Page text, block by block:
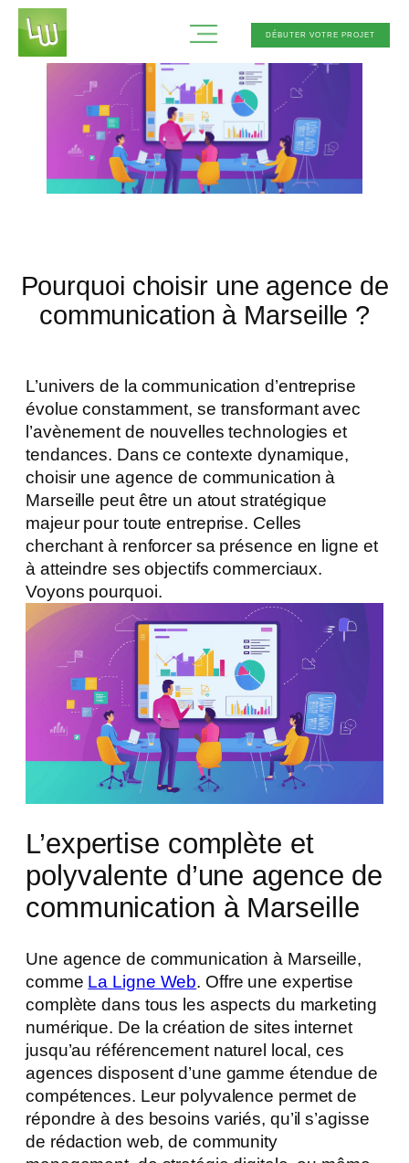
Aller
au
DÉBUTER VOTRE PROJET
Pourquoi choisir une agence de
communication à Marseille ?
L’univers de la communication d’entreprise
évolue constamment, se transformant avec
l’avènement de nouvelles technologies et
tendances. Dans ce contexte dynamique,
choisir une agence de communication à
Marseille peut être un atout stratégique
majeur pour toute entreprise. Celles
cherchant à renforcer sa présence en ligne et
à atteindre ses objectifs commerciaux.
Voyons pourquoi.
L’expertise complète et
polyvalente d’une agence de
communication à Marseille
Une agence de communication à Marseille,
comme La Ligne Web. Offre une expertise
complète dans tous les aspects du marketing
numérique. De la création de sites internet
jusqu’au référencement naturel local, ces
agences disposent d’une gamme étendue de
compétences. Leur polyvalence permet de
répondre à des besoins variés, qu’il s’agisse
de rédaction web, de community